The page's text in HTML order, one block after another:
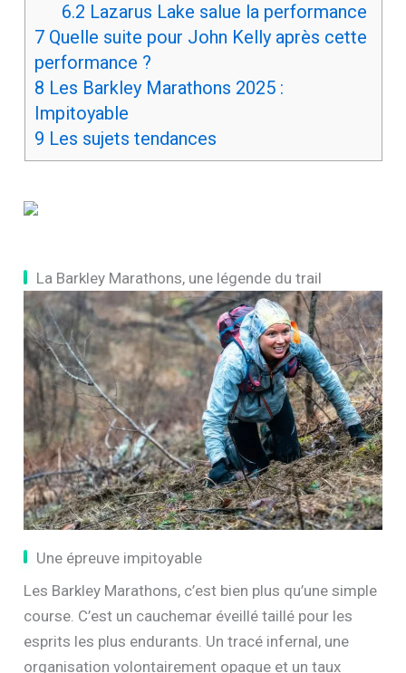
6.2 Lazarus Lake salue la performance
7Quelle suite pour John Kelly après cette
performance ?
8 Les Barkley Marathons 2025 :
Impitoyable
9 Les sujets tendances
La Barkley Marathons, une légende du trail
Une épreuve impitoyable
Les Barkley Marathons, c’est bien plus qu’une simple
course. C’est un cauchemar éveillé taillé pour les
esprits les plus endurants. Un tracé infernal, une
organisation volontairement opaque et un taux